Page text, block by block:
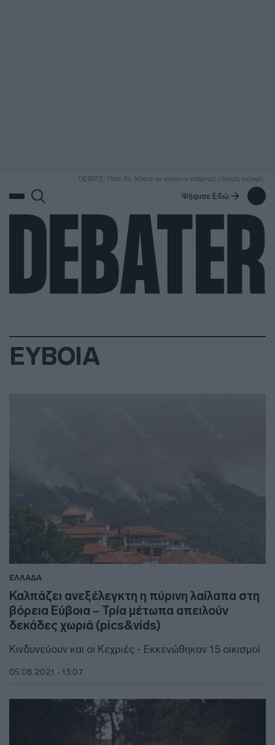
DEBATE: Πότε θα θέλατε να γίνουν οι επόμενες εθνικές εκλογές;
Ψήφισε Εδώ
ΕΥΒΟΙΑ
ΕΛΛΑΔΑ
Καλπάζει ανεξέλεγκτη η πύρινη λαίλαπα στη
βόρεια Εύβοια – Τρία μέτωπα απειλούν
δεκάδες χωριά (pics&vids)
Κινδυνεύουν και οι Κεχριές - Εκκενώθηκαν 15 οικισμοί
05.08.2021 - 13:07